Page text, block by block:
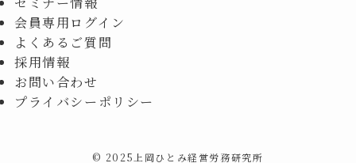
会員専用ログイン
よくあるご質問
採用情報
お問い合わせ
プライバシーポリシー
© 2025上岡ひとみ経営労務研究所